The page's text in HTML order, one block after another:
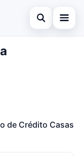
Abrir busca
de Crédito Casas